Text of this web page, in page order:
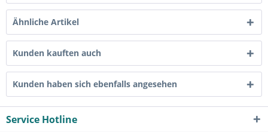
Ähnliche Artikel
Kunden kauften auch
Kunden haben sich ebenfalls angesehen
Service Hotline